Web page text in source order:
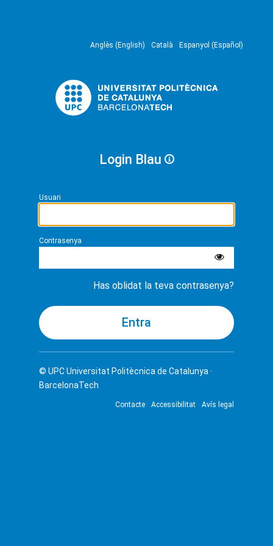
Anglès (English) Català Espanyol (Español)
Login Blau
Usuari
Contrasenya
Has oblidat la teva contrasenya?
© UPCUniversitat Politècnica de Catalunya ·
BarcelonaTech
Contacte Accessibilitat Avís legal